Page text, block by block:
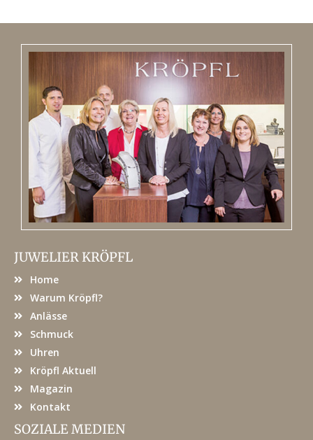
JUWELIER KRÖPFL
Home
Warum Kröpfl?
Anlässe
Schmuck
Uhren
Kröpfl Aktuell
Magazin
Kontakt
SOZIALE MEDIEN